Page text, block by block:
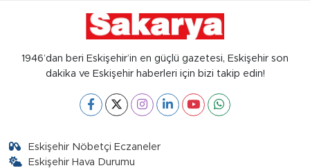
1946’dan beri Eskişehir’in en güçlü gazetesi, Eskişehir son
dakika ve Eskişehir haberleri için bizi takip edin!
Eskişehir Nöbetçi Eczaneler
Eskişehir Hava Durumu